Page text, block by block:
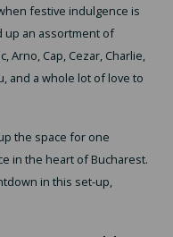
festive indulgence is
up an assortment of
Arno, Cap, Cezar, Charlie,
and a whole lot of love to
the space for one
in the heart of Bucharest.
in this set-up,